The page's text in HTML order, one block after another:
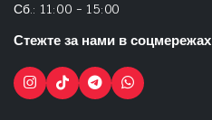
Сб.: 11:00 - 15:00
Стежте за нами в соцмережах